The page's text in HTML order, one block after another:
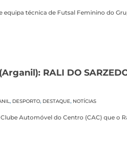
equipa técnica de Futsal Feminino do
RALI DO
, DESPORTO, DESTAQUE, NOTÍCIAS
Automóvel do Centro (CAC) que o